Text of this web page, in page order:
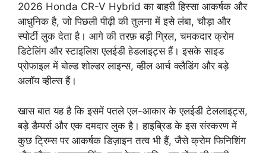
2026 Honda CR-V Hybrid का बाहरी हिस्सा आकर्षक और
आधुनिक है, जो पिछली पीढ़ी की तुलना में इसे लंबा, चौड़ा और
स्पोर्टी लुक देता है। आगे की तरफ़ बड़ी ग्रिल, चमकदार क्रोम
डिटेलिंग और स्टाइलिश एलईडी हेडलाइट्स हैं। इसके साइड
प्रोफाइल में बोल्ड शोल्डर लाइन्स, व्हील आर्च क्लैडिंग और बड़े
अलॉय व्हील्स हैं।
खास बात यह है कि इसमें पतले एल-आकार के एलईडी टेललाइट्स,
बड़े डैम्पर्स और एक दमदार लुक है। हाइब्रिड के इस संस्करण में
कुछ ट्रिम्स पर आकर्षक डिज़ाइन तत्व भी हैं, जैसे क्रोम फिनिशिंग